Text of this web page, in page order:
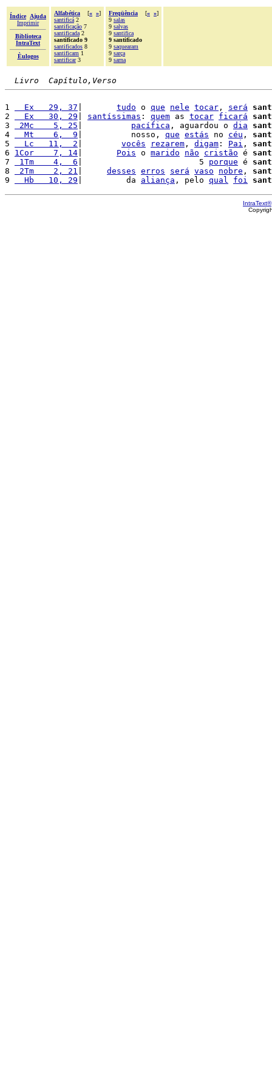
Índice
Ajuda
Imprimir
Biblioteca
IntraText
Èulogos
Alfabética [« »]
santificá 2
santificação 7
santificada 2
santificado 9
santificados 8
santificam 1
santificar3
Freqüência [« »]
9 salas
9 salvas
9 santifica
9 santificado
9 saquearam
9 sarça
9 sarna
Livro  Capítulo,Verso
1
  Ex   29, 37
tudo o que nele tocar , será
2
  Ex   30, 29
santíssimas : quem as tocar ficará
3
2Mc    5, 25 pacífica , aguardou o dia
4
  Mt    6,  9
|          nosso, que estás no céu ,
5
  Lc   11,  2
vocês rezarem , digam : Pai ,
6 1Cor    7, 14 Pois o marido não cristão é
7
1Tm    4,  6 |                        5 porque é
8
2Tm    2, 21 desses erros será vaso nobre ,
9
  Hb   10, 29
|         da aliança , pelo qual foi
IntraText®